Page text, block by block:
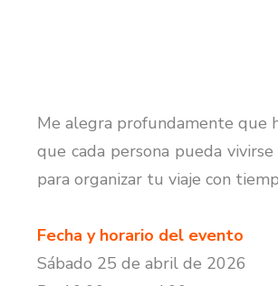
Me alegra profundamente que
que cada persona pueda
para organizar tu viaje con
Fecha y horario del evento
Sábado 25 de abril de 2026